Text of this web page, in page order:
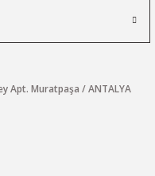
Apt. Muratpaşa / ANTALYA